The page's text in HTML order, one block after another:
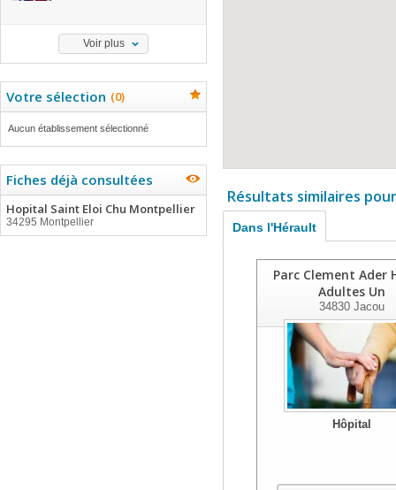
Voir plus
Votre sélection (0)
Aucun établissement sélectionné
Fiches déjà consultées
Hopital Saint Eloi Chu Montpellier
34295 Montpellier
Résultats similaires
Dans l'Hérault
Parc Clement Ader
Adultes Un
34830Jacou
Hôpital